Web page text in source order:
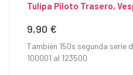
Tulipa Piloto Trasero,
Precio
9,90 €
También 150s segunda serie
100001 al 123500